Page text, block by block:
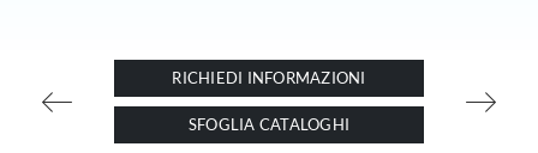
RICHIEDI INFORMAZIONI
SFOGLIA CATALOGHI